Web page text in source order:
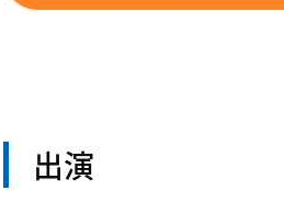
出演